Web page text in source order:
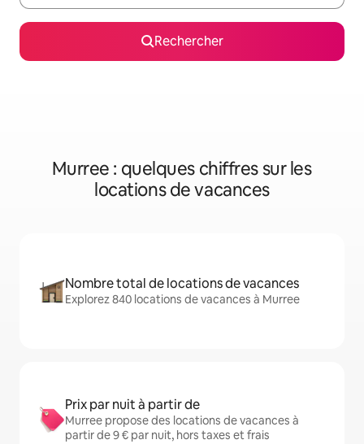
Rechercher
Murree : quelques chiffres sur les
locations de vacances
Nombre total de locations de vacances
Explorez 840 locations de vacances à Murree
Prix par nuit à partir de
Murree propose des locations de vacances à
partir de 9 € par nuit, hors taxes et frais